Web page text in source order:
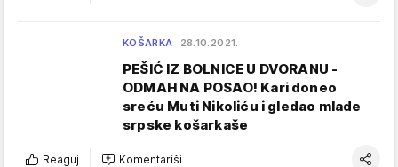
KOŠARKA 28.10.2021.
PEŠIĆ IZ BOLNICE U DVORANU -
ODMAH NA POSAO! Kari doneo
sreću Muti Nikoliću i gledao mlade
srpske košarkaše
Reaguj Komentariši